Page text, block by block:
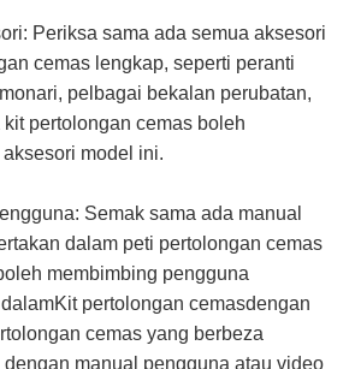
Periksa sama ada semua aksesori
cemas lengkap, seperti peranti
pelbagai bekalan perubatan,
pertolongan cemas boleh
model ini.
Semak sama ada manual
dalam peti pertolongan cemas
membimbing pengguna
Kit pertolongan cemasdengan
cemas yang berbeza
manual pengguna atau video